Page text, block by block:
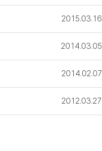
2015.03.16
2014.03.05
2014.02.07
2012.03.27